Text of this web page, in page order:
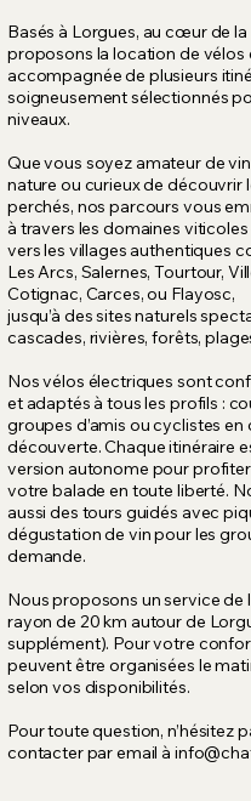
Basés à Lorgues, au cœur de
proposons la location de vélos
accompagnée de plusieurs
soigneusement sélectionnés
niveaux.
Que vous soyez amateur de
nature ou curieux de découvrir
perchés, nos parcours vous
à travers les domaines
vers les villages authentiques
Les Arcs, Salernes, Tourtour,
Cotignac, Carces, ou Flayosc,
jusqu’à des sites naturels
cascades, rivières, forêts,
Nos vélos électriques sont
et adaptés à tous les profils :
groupes d’amis ou cyclistes en
découverte. Chaque itinéraire
version autonome pour
votre balade en toute liberté.
aussi des tours guidés avec
dégustation de vin pour les
demande.
​Nous proposons un service de
rayon de 20 km autour de
supplément). Pour votre
peuvent être organisées le
selon vos disponibilités.
Pour toute question, n’hésitez
contacter par email à